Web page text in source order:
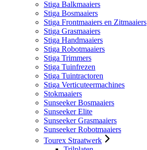
Stiga Balkmaaiers
Stiga Bosmaaiers
Stiga Frontmaaiers en Zitmaaiers
Stiga Grasmaaiers
Stiga Handmaaiers
Stiga Robotmaaiers
Stiga Trimmers
Stiga Tuinfrezen
Stiga Tuintractoren
Stiga Verticuteermachines
Stokmaaiers
Sunseeker Bosmaaiers
Sunseeker Elite
Sunseeker Grasmaaiers
Sunseeker Robotmaaiers
Tourex Straatwerk